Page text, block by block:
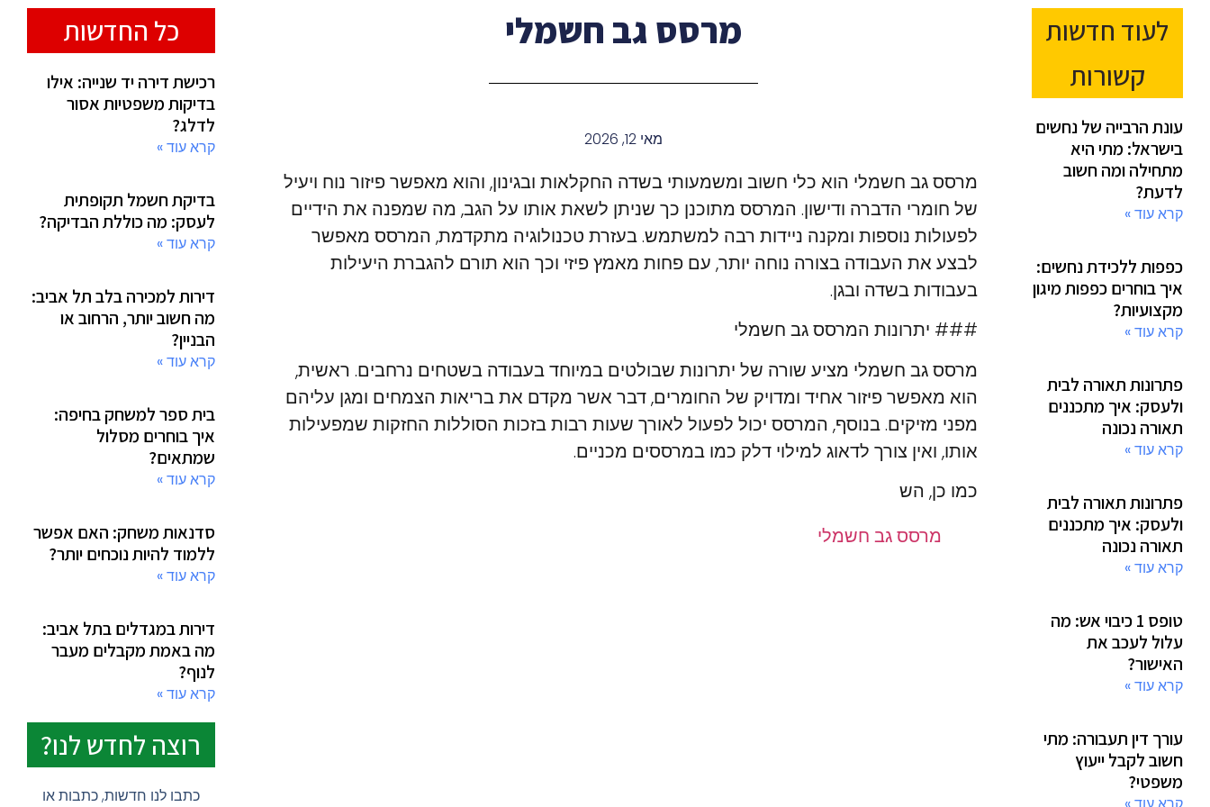
לעוד חדשות
קשורות
עונת הרבייה של נחשים
בישראל: מתי היא
מתחילה ומה חשוב
לדעת?
קרא עוד »
כפפות ללכידת נחשים:
איך בוחרים כפפות מיגון
מקצועיות?
קרא עוד »
פתרונות תאורה לבית
ולעסק: איך מתכננים
תאורה נכונה
קרא עוד »
פתרונות תאורה לבית
ולעסק: איך מתכננים
תאורה נכונה
קרא עוד »
טופס 1 כיבוי אש: מה
עלול לעכב את
האישור?
קרא עוד »
עורך דין תעבורה: מתי
חשוב לקבל ייעוץ
משפטי?
מרסס גב חשמלי
מאי 12, 2026
מרסס גב חשמלי הוא כלי חשוב ומשמעותי בשדה החקלאות ובגינון, והוא מאפשר פיזור נוח ויעיל
של חומרי הדברה ודישון. המרסס מתוכנן כך שניתן לשאת אותו על הגב, מה שמפנה את הידיים
לפעולות נוספות ומקנה ניידות רבה למשתמש. בעזרת טכנולוגיה מתקדמת, המרסס מאפשר
לבצע את העבודה בצורה נוחה יותר, עם פחות מאמץ פיזי וכך הוא תורם להגברת היעילות
בעבודות בשדה ובגן.
### יתרונות המרסס גב חשמלי
מרסס גב חשמלי מציע שורה של יתרונות שבולטים במיוחד בעבודה בשטחים נרחבים. ראשית,
הוא מאפשר פיזור אחיד ומדויק של החומרים, דבר אשר מקדם את בריאות הצמחים ומגן עליהם
מפני מזיקים. בנוסף, המרסס יכול לפעול לאורך שעות רבות בזכות הסוללות החזקות שמפעילות
אותו, ואין צורך לדאוג למילוי דלק כמו במרססים מכניים.
כמו כן, הש
מרסס גב חשמלי
כל החדשות
רכישת דירה יד שנייה: אילו
בדיקות משפטיות אסור
לדלג?
קרא עוד »
בדיקת חשמל תקופתית
לעסק: מה כוללת הבדיקה?
קרא עוד »
דירות למכירה בלב תל אביב:
מה חשוב יותר, הרחוב או
הבניין?
קרא עוד »
בית ספר למשחק בחיפה:
איך בוחרים מסלול
שמתאים?
קרא עוד »
סדנאות משחק: האם אפשר
ללמוד להיות נוכחים יותר?
קרא עוד »
דירות במגדלים בתל אביב:
מה באמת מקבלים מעבר
לנוף?
קרא עוד »
רוצה לחדש לנו?
כתבו לנו חדשות, כתבות או